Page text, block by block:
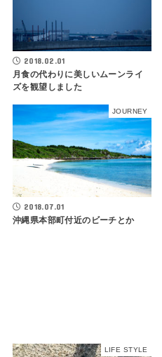
2018.02.01
月食の代わりに美しいムーンライ
ズを観望しました
JOURNEY
2018.07.01
沖縄県本部町付近のビーチとか
LIFE STYLE